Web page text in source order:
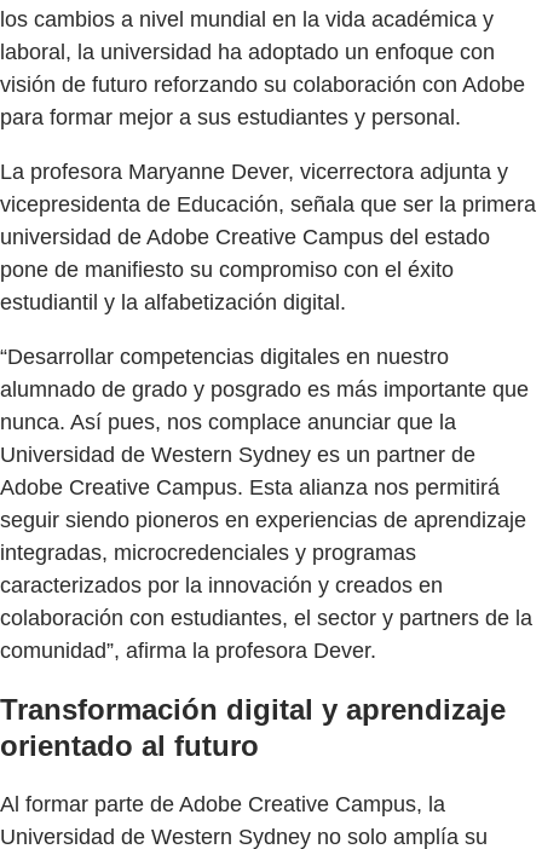
los cambios a nivel mundial en la vida académica y
laboral, la universidad ha adoptado un enfoque con
visión de futuro reforzando su colaboración con Adobe
para formar mejor a sus estudiantes y personal.
La profesora Maryanne Dever, vicerrectora adjunta y
vicepresidenta de Educación, señala que ser la primera
universidad de Adobe Creative Campus del estado
pone de manifiesto su compromiso con el éxito
estudiantil y la alfabetización digital.
“Desarrollar competencias digitales en nuestro
alumnado de grado y posgrado es más importante que
nunca. Así pues, nos complace anunciar que la
Universidad de Western Sydney es un partner de
Adobe Creative Campus. Esta alianza nos permitirá
seguir siendo pioneros en experiencias de aprendizaje
integradas, microcredenciales y programas
caracterizados por la innovación y creados en
colaboración con estudiantes, el sector y partners de la
comunidad”, afirma la profesora Dever.
Transformación digital y aprendizaje
orientado al futuro
Al formar parte de Adobe Creative Campus, la
Universidad de Western Sydney no solo amplía su